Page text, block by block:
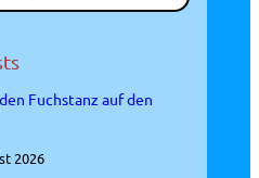
Fuchstanz auf den
2026